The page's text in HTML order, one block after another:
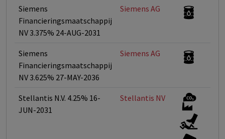
Siemens
Financieringsmaatschappij
NV 3.375% 24-AUG-2031
Siemens AG
Siemens
Financieringsmaatschappij
NV 3.625% 27-MAY-2036
Siemens AG
Stellantis N.V. 4.25% 16-
JUN-2031
Stellantis NV